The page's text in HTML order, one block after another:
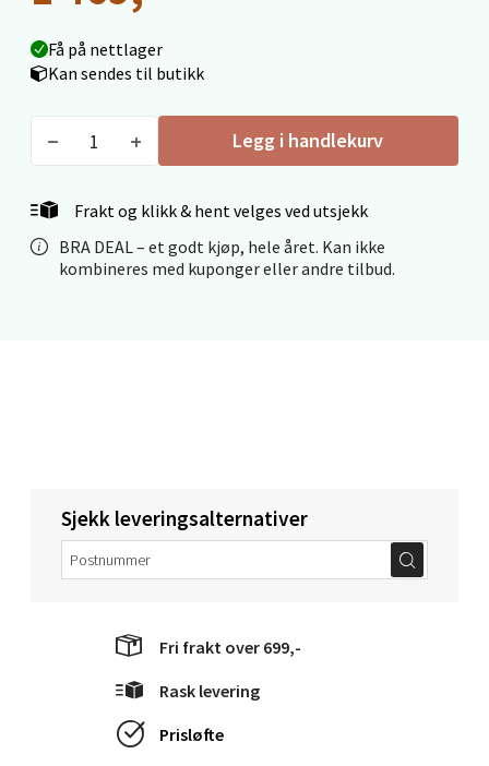
Få på nettlager
Kan sendes til butikk
Legg i handlekurv
Frakt og klikk & hent velges ved utsjekk
BRA DEAL – et godt kjøp, hele året. Kan ikke
kombineres med kuponger eller andre tilbud.
Sjekk leveringsalternativer
Fri frakt over 699,-
Rask levering
Prisløfte
Mo i Rana - Thon Senter Mo i Rana
Fridtjof Nansensgate 22, 8622 Mo i Rana
Molde - Moldetorget
Åpent i dag 10-18
0 i butikk